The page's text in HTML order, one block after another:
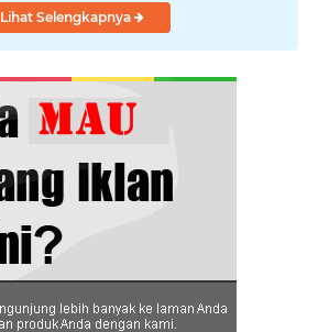
Lihat Selengkapnya